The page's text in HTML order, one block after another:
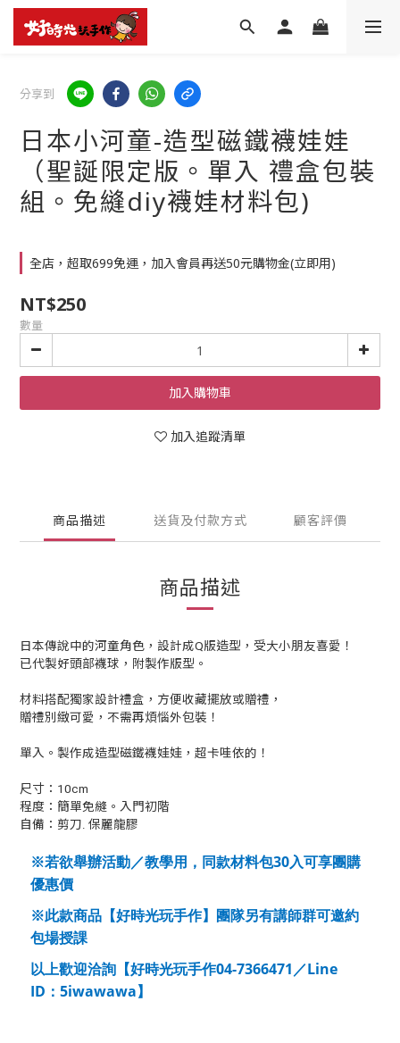
分享到
日本小河童-造型磁鐵襪娃娃
（聖誕限定版。單入 禮盒包裝
組。免縫diy襪娃材料包)
全店，超取699免運，加入會員再送50元購物金(立即用)
NT$250
數量
加入購物車
加入追蹤清單
商品描述 送貨及付款方式 顧客評價
商品描述
日本傳說中的河童角色，設計成Q版造型，受大小朋友喜愛！
已代製好頭部襪球，附製作版型。
材料搭配獨家設計禮盒，方便收藏擺放或贈禮，
贈禮別緻可愛，不需再煩惱外包裝！
單入。製作成造型磁鐵襪娃娃，超卡哇依的！
尺寸：10cm
程度：簡單免縫。入門初階
自備：剪刀. 保麗龍膠
※若欲舉辦活動／教學用，同款材料包30入可享團購
優惠價
※此款商品【好時光玩手作】團隊另有講師群可邀約
包場授課
以上歡迎洽詢【好時光玩手作04-7366471 ／Line
ID ： 5iwawawa 】